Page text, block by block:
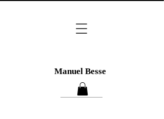
Manuel Besse